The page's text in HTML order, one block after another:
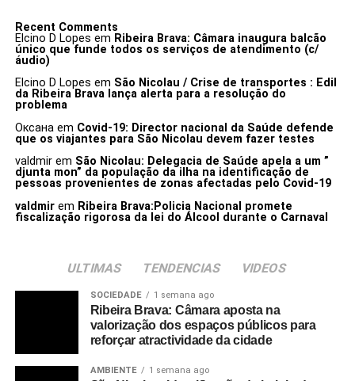
Recent Comments
Elcino D Lopes em Ribeira Brava: Câmara inaugura balcão
único que funde todos os serviços de atendimento (c/
áudio)
Elcino D Lopes em São Nicolau / Crise de transportes : Edil
da Ribeira Brava lança alerta para a resolução do
problema
Оксанаem Covid-19: Director nacional da Saúde defende
que os viajantes para São Nicolau devem fazer testes
valdmirem São Nicolau: Delegacia de Saúde apela a um ”
djunta mon” da população da ilha na identificação de
pessoas provenientes de zonas afectadas pelo Covid-19
valdmirem Ribeira Brava:Policia Nacional promete
fiscalização rigorosa da lei do Álcool durante o Carnaval
ULTIMAS TENDENCIAS VIDEOS
SOCIEDADE 1 semana ago
Ribeira Brava: Câmara aposta na
valorização dos espaços públicos para
reforçar atractividade da cidade
AMBIENTE 1 semana ago